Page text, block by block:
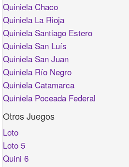
Quiniela Chaco
Quiniela La Rioja
Quiniela Santiago Estero
Quiniela San Luís
Quiniela San Juan
Quiniela Río Negro
Quiniela Catamarca
Quiniela Poceada Federal
Otros Juegos
Loto
Loto 5
Quini 6